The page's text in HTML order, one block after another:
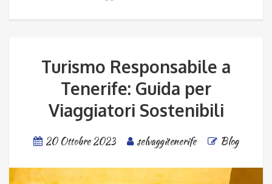
Turismo Responsabile a
Tenerife: Guida per
Viaggiatori Sostenibili
20 Ottobre 2023 selvaggitenerife Blog